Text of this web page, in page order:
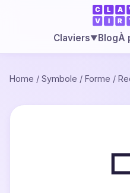
Claviers▼BlogÀ
Home / Symbole / Forme /